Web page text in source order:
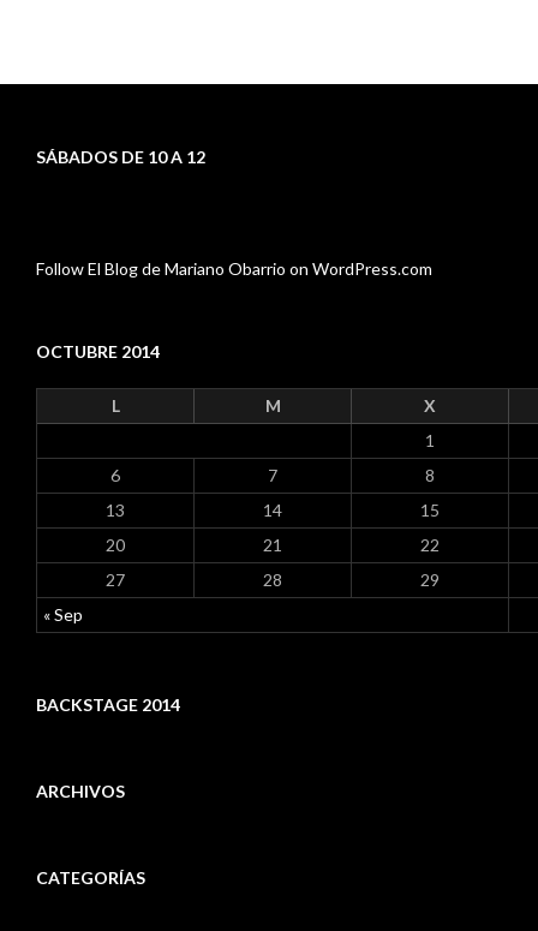
SÁBADOS DE 10 A 12
Follow El Blog de Mariano Obarrio on WordPress.com
OCTUBRE 2014
L M X
« Sep
1
6
7
8
13
14
15
20
21
22
27
28 29
BACKSTAGE 2014
ARCHIVOS
c
CATEGORÍAS